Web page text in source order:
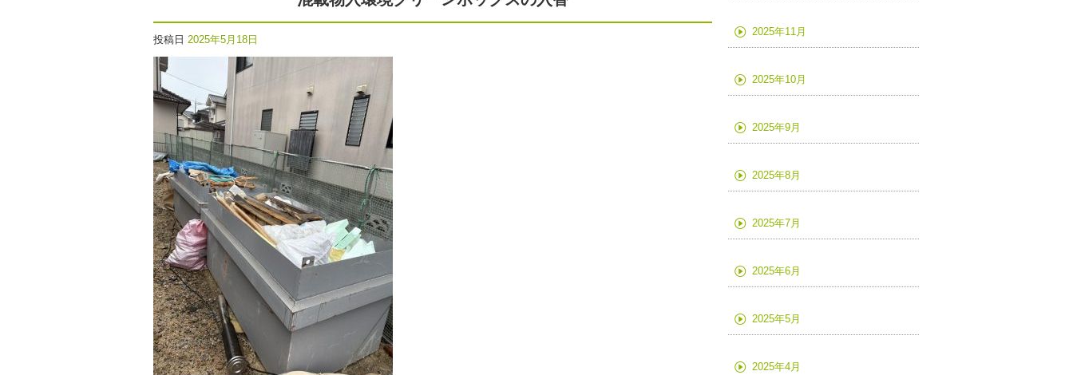
投稿日 2025年5月18日
2025年11月
2025年10月
2025年9月
2025年8月
2025年7月
2025年6月
2025年5月
2025年4月